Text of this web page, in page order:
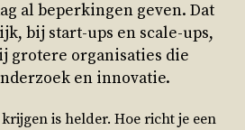
al beperkingen geven. Dat
bij start-ups en scale-ups,
grotere organisaties die
en innovatie.
is helder. Hoe richt je een